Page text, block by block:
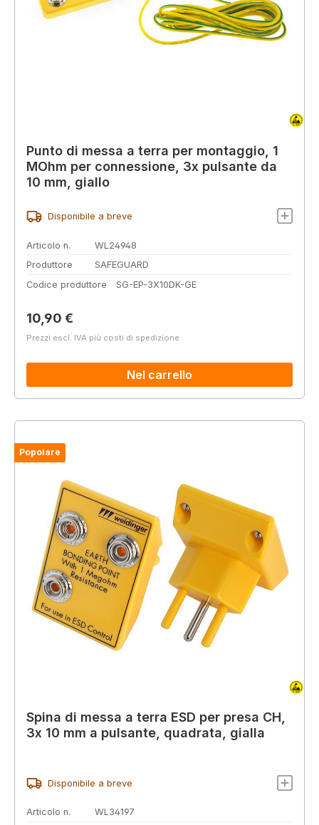
Punto di messa a terra per montaggio, 1
MOhm per connessione, 3x pulsante da
10 mm, giallo
Disponibile a breve
Articolo n.
WL24948
Produttore
SAFEGUARD
Codice produttore
SG-EP-3X10DK-GE
Prezzo normale:
10,90 €
Prezzi escl. IVA più costi di spedizione
Nel carrello
Popolare
Spina di messa a terra ESD per presa CH,
3x 10 mm a pulsante, quadrata, gialla
Disponibile a breve
Articolo n.
WL34197